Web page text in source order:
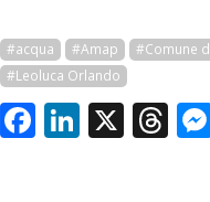
#acqua #Amap #Comune
#Leoluca Orlando
Facebook
X